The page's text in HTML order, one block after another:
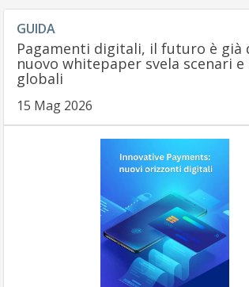
GUIDA
Pagamenti digitali, il futuro è già
nuovo whitepaper svela scenari e
globali
15 Mag 2026